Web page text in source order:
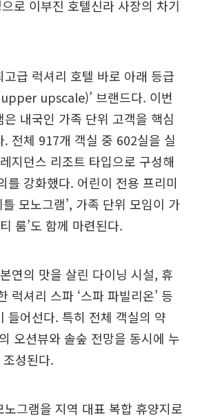
로 이부진 호텔신라 사장의 차기
급 럭셔리 호텔 바로 아래 등급
upscale)’ 브랜드다. 이번
내국인 가족 단위 고객을 핵심
. 전체 917개 객실 중 602실을 실
지던스 리조트 타입으로 구성해
를 강화했다. 어린이 전용 프리미
모노그램’, 가족 단위 모임이 가
룸’도 함께 마련된다.
연의 맛을 살린 다이닝 시설, 휴
럭셔리 스파 ‘스파 파빌리온’ 등
들어선다. 특히 전체 객실의 약
오션뷰와 솔숲 전망을 동시에 누
성된다.
그램을 지역 대표 복합 휴양지로